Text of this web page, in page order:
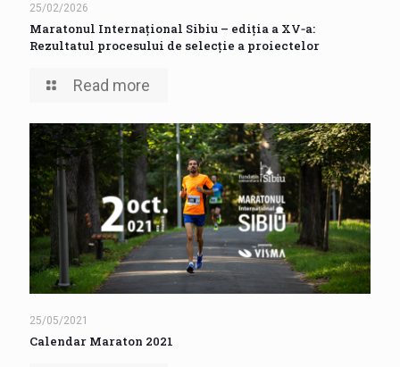
25/02/2026
Maratonul Internațional Sibiu – ediția a XV‑a:
Rezultatul procesului de selecție a proiectelor
Read more
25/05/2021
Calendar Maraton 2021